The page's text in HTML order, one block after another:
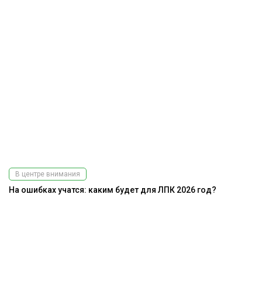
В центре внимания
На ошибках учатся: каким будет для ЛПК 2026 год?